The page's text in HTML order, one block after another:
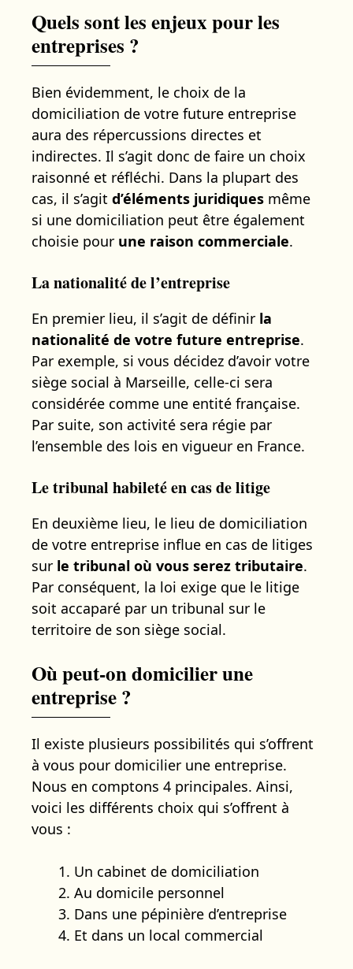
Quels sont les enjeux pour les
entreprises ?
Bien évidemment, le choix de la
domiciliation de votre future entreprise
aura des répercussions directes et
indirectes. Il s’agit donc de faire un choix
raisonné et réfléchi. Dans la plupart des
cas, il s’agit d’éléments juridiques même
si une domiciliation peut être également
choisie pour une raison commerciale.
La nationalité de l’entreprise
En premier lieu, il s’agit de définir la
nationalité de votre future entreprise.
Par exemple, si vous décidez d’avoir votre
siège social à Marseille, celle-ci sera
considérée comme une entité française.
Par suite, son activité sera régie par
l’ensemble des lois en vigueur en France.
Le tribunal habileté en cas de litige
En deuxième lieu, le lieu de domiciliation
de votre entreprise influe en cas de litiges
sur le tribunal où vous serez tributaire.
Par conséquent, la loi exige que le litige
soit accaparé par un tribunal sur le
territoire de son siège social.
Où peut-on domicilier une
entreprise ?
Il existe plusieurs possibilités qui s’offrent
à vous pour domicilier une entreprise.
Nous en comptons 4 principales. Ainsi,
voici les différents choix qui s’offrent à
vous :
Un cabinet de domiciliation
Au domicile personnel
Dans une pépinière d’entreprise
Et dans un local commercial